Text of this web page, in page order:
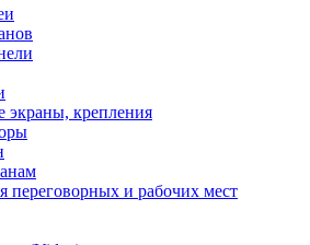
крепления
переговорных и рабочих мест